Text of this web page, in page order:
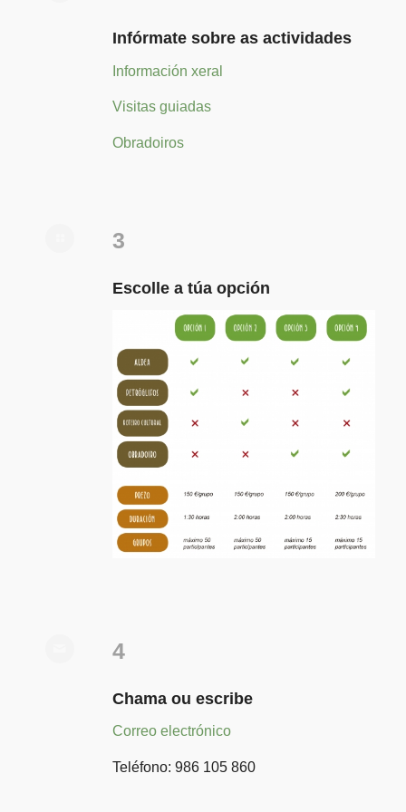
Infórmate sobre as actividades
Información xeral
Visitas guiadas
Obradoiros
3
Escolle a túa opción
4
Chama ou escribe
Correo electrónico
Teléfono: 986 105 860